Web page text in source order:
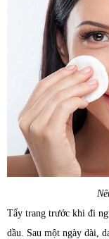
Tẩy trang trước khi đi
dầu. Sau một ngày dài,